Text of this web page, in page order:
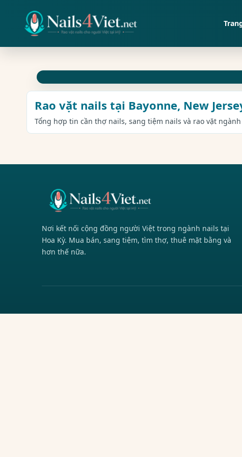
Rao vặt nails tại Bayonne, New
Tổng hợp tin cần thợ nails, sang tiệm nails và rao vặt
Nơi kết nối cộng đồng người Việt trong ngành nails tại
Hoa Kỳ. Mua bán, sang tiệm, tìm thợ, thuê mặt bằng và
hơn thế nữa.